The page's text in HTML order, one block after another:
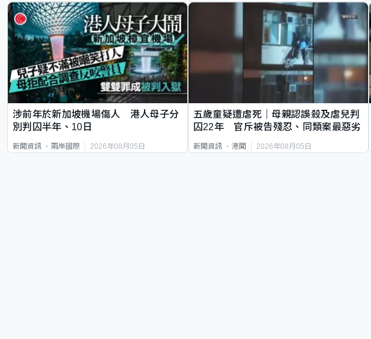
涉前年於新加坡機場傷人 港人母子分
別判囚半年、10日
新聞資訊 兩岸國際 2026年08月05日
五歲童疑遭虐死｜母親認誤殺及虐兒判
囚22年 官斥被告殘忍、同類案最惡劣
新聞資訊 港聞 2026年08月05日